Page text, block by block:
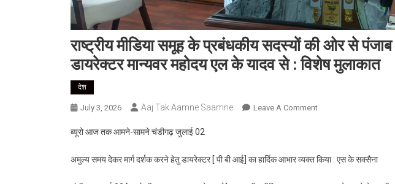
राष्ट्रीय मीडिया समूह के प्रबंधकीय सदस्यों की ओर से
डायरेक्टर मान्यवर महोदय एल के यादव से : विशेष मुलाकात
देश
July 3, 2026 Aaj Tak Aamne Saamne Leave A CommentOn
के
ब्यूरो आज तक आमने-सामने चंडीगढ़ जुलाई 02
अमुल्य समय देकर मार्ग दर्शक करने हेतु डायरेक्टर [ पी बी आई] का हार्दिक आभार व्यक्त किया : एस के सक्सैना